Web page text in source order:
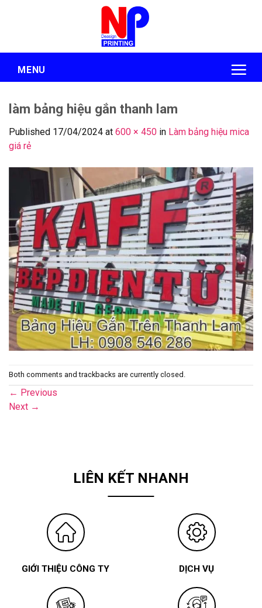
MENU
làm bảng hiệu gắn thanh lam
Published 17/04/2024 at 600 × 450 in Làm bảng hiệu mica
giá rẻ
Both comments and trackbacks are currently closed.
← Previous
Next →
LIÊN KẾT NHANH
GIỚI THIỆU CÔNG TY DỊCH VỤ